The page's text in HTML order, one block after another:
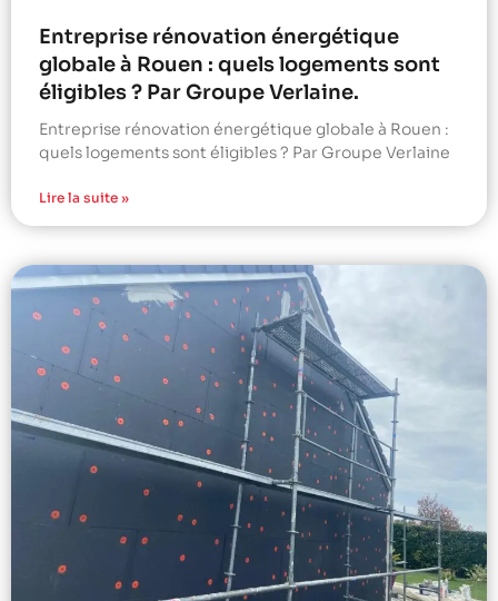
Entreprise rénovation énergétique
globale à Rouen : quels logements sont
éligibles ? Par Groupe Verlaine.
Entreprise rénovation énergétique globale à Rouen :
quels logements sont éligibles ? Par Groupe Verlaine
Lire la suite »